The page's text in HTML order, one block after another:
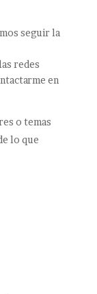
seguir la
redes
en
o temas
lo que